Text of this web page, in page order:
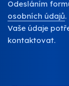
Odesláním
osobních údajů.
Vaše údaje
kontaktovat.